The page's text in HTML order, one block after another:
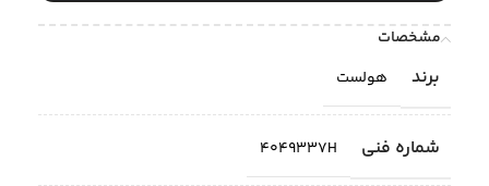
مشخصات
برند هولست
شماره فنی 4049337H